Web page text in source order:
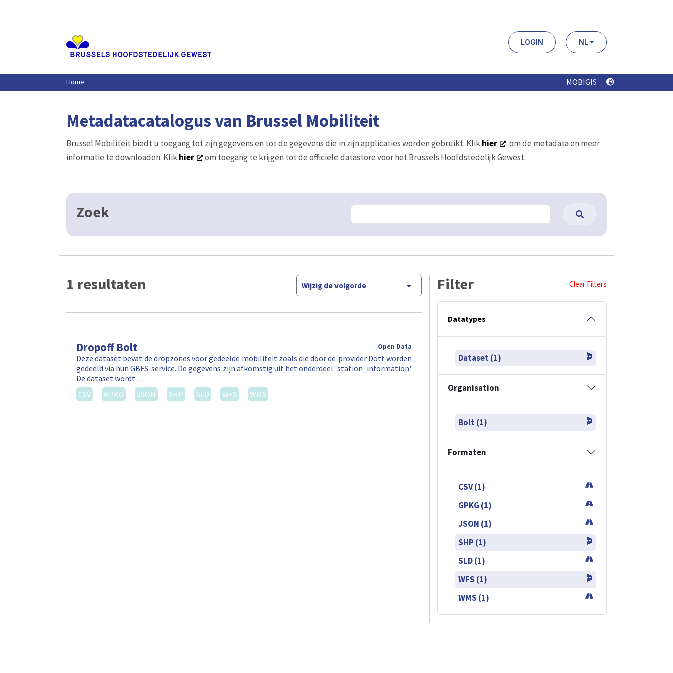
LOGIN NL
Home MOBIGIS
Metadatacatalogus van Brussel Mobiliteit
Brussel Mobiliteit biedt u toegang tot zijn gegevens en tot de gegevens die in zijn applicaties worden gebruikt. Klikhier
. om de metadata en meer
informatie te downloaden. Klikhier om toegang te krijgen tot de officiële datastore voor het Brussels Hoofdstedelijk Gewest.
Zoek
1 resultaten Wijzig de volgorde
Dropoff Bolt Open Data
Deze dataset bevat de dropzones voor gedeelde mobiliteit zoals die door de provider Dott worden
gedeeld via hun GBFS-service. De gegevens zijn afkomstig uit het onderdeel 'station_information'.
De dataset wordt …
CSV
GPKG JSON SHP SLD WFS WMS
Filter Clear Filters
Datatypes
Dataset (1)
Organisation
Bolt (1)
Formaten
CSV (1)
GPKG (1)
JSON (1)
SHP (1)
SLD (1)
WFS (1)
WMS (1)